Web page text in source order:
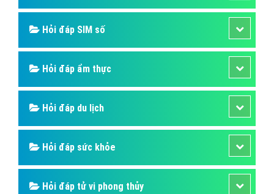
Hỏi đáp SIM số
Hỏi đáp ẩm thực
Hỏi đáp du lịch
Hỏi đáp sức khỏe
Hỏi đáp tử vi phong thủy